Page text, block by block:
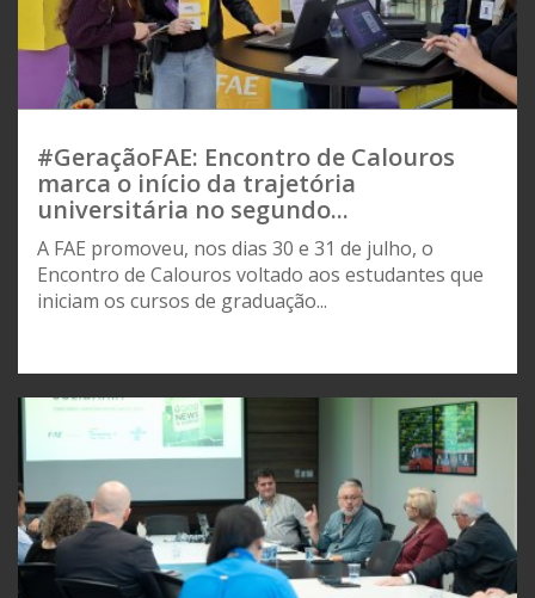
#GeraçãoFAE: Encontro de Calouros
marca o início da trajetória
universitária no segundo...
A FAE promoveu, nos dias 30 e 31 de julho, o
Encontro de Calouros voltado aos estudantes que
iniciam os cursos de graduação...